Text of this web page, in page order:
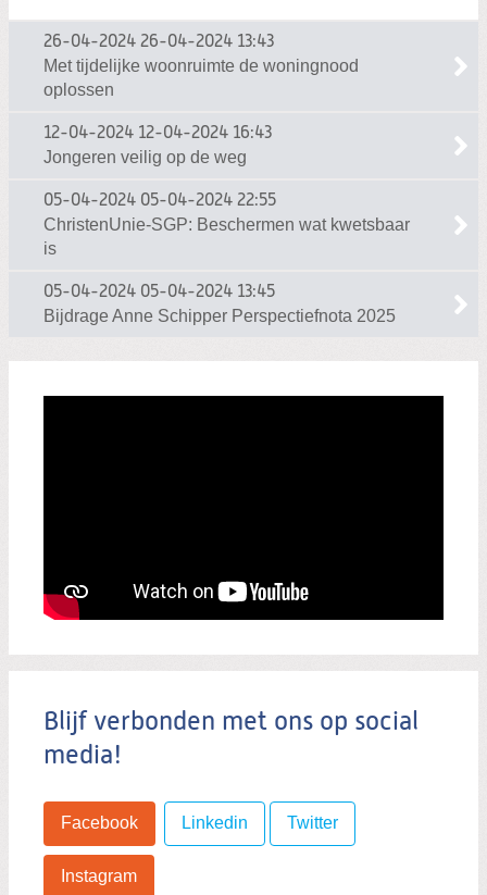
26-04-2024 26-04-2024 13:43
Met tijdelijke woonruimte de woningnood
oplossen
12-04-2024 12-04-2024 16:43
Jongeren veilig op de weg
05-04-2024 05-04-2024 22:55
ChristenUnie-SGP: Beschermen wat kwetsbaar
is
05-04-2024 05-04-2024 13:45
Bijdrage Anne Schipper Perspectiefnota 2025
Blijf verbonden met ons op social
media!
Facebook Linkedin Twitter
Instagram